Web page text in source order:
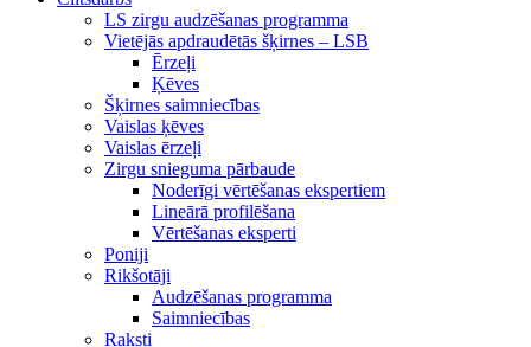
LS zirgu audzēšanas programma
Vietējās apdraudētās šķirnes – LSB
Ērzeļi
Ķēves
Šķirnes saimniecības
Vaislas ķēves
Vaislas ērzeļi
Zirgu snieguma pārbaude
Noderīgi vērtēšanas ekspertiem
Lineārā profilēšana
Vērtēšanas eksperti
Poniji
Rikšotāji
Audzēšanas programma
Saimniecības
Raksti